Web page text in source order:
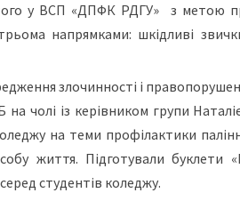
у ВСП «ДПФК РДГУ» з метою
напрямками: шкідливі
злочинності і
на чолі із керівником групи
на теми профілактики
життя. Підготували буклети
студентів коледжу.